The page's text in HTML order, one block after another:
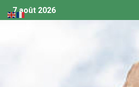
7 août 2026